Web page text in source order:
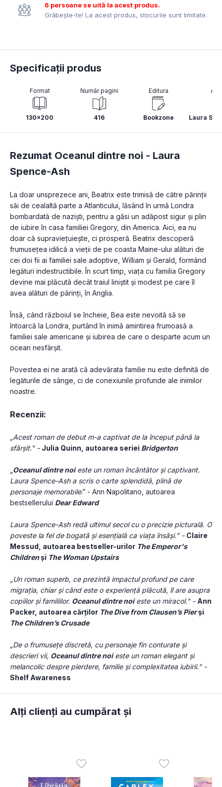
6 persoane se uită la acest produs.
Grăbește-te! La acest produs, stocurile sunt limitate.
Specificații produs
Format
130x200
Număr pagini
416
Editura
Bookzone Laura
Rezumat Oceanul dintre noi - Laura
Spence-Ash
La doar unsprezece ani, Beatrix este trimisă de către părinții
săi de cealaltă parte a Atlanticului, lăsând în urmă Londra
bombardată de naziști, pentru a găsi un adăpost sigur și plin
de iubire în casa familiei Gregory, din America. Aici, ea nu
doar că supraviețuiește, ci prosperă. Beatrix descoperă
frumusețea idilică a vieții de pe coasta Maine-ului alături de
cei doi fii ai familiei sale adoptive, William și Gerald, formând
legături indestructibile. În scurt timp, viața cu familia Gregory
devine mai plăcută decât traiul liniștit și modest pe care îl
avea alături de părinți, în Anglia.
Însă, când războiul se încheie, Bea este nevoită să se
întoarcă la Londra, purtând în inimă amintirea frumoasă a
familiei sale americane și iubirea de care o desparte acum un
ocean nesfârșit.
Povestea ei ne arată că adevărata familie nu este definită de
legăturile de sânge, ci de conexiunile profunde ale inimilor
noastre.
Recenzii:
„Acest roman de debut m-a captivat de la început până la
sfârșit." - Julia Quinn, autoarea seriei Bridgerton
Oceanul dintre noi este un roman încântător și captivant.
Laura Spence-Ash a scris o carte splendidă, plină de
personaje memorabile.” - Ann Napolitano, autoarea
bestsellerului Dear Edward
Laura Spence-Ash redă ultimul secol cu o precizie picturală. O
poveste la fel de bogată și esențială ca viața însăși." - Claire
Messud, autoarea bestseller-urilor The Emperor's
Children și The Woman Upstairs
„Un roman superb, ce prezintă impactul profund pe care
migrația, chiar și când este o experiență plăcută, îl are asupra
copiilor și familiilor. Oceanul dintre noi este un miracol." - Ann
Packer, autoarea cărților The Dive from Clausen’s Pier
The Children’s Crusade
„De o frumusețe discretă, cu personaje fin conturate și
descrieri vii, Oceanul dintre noi este un roman elegant și
melancolic despre pierdere, familie și complexitatea iubirii." -
Shelf Awareness
Alți clienți au cumpărat și